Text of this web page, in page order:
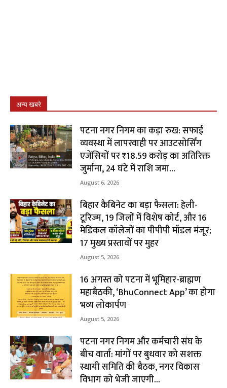
अन्य खबरे
पटना नगर निगम का कड़ा रुख: सफाई
व्यवस्था में लापरवाही पर आउटसोर्सिंग
एजेंसियों पर ₹18.59 करोड़ का अतिरिक्त
जुर्माना, 24 घंटे में राशि जमा...
August 6, 2026
बिहार कैबिनेट का बड़ा फैसला: हेली-
टूरिज्म, 19 जिलों में विशेष कोर्ट, और 16
मेडिकल कॉलेजों का पीपीपी मॉडल मंजूर;
17 मुख्य प्रस्तावों पर मुहर
August 5, 2026
16 अगस्त को पटना में भूमिहार-ब्राह्मण
महाबैठकी, ‘BhuConnect App’ का होगा
भव्य लोकार्पण
August 5, 2026
पटना नगर निगम और कर्मचारी संघ के
बीच वार्ता: मांगों पर बुधवार को सशक्त
स्थायी समिति की बैठक, नगर विकास
विभाग को भेजी जाएगी...